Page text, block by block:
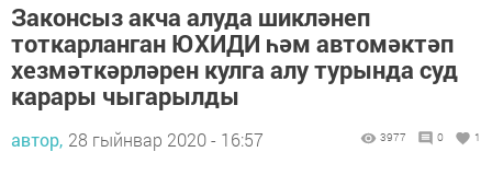
Законсыз акча алуда шикләнеп
тоткарланган ЮХИДИ һәм автомәктәп
хезмәткәрләрен кулга алу турында суд
карары чыгарылды
автор, 28 гыйнвар 2020 - 16:57 3977 0 1